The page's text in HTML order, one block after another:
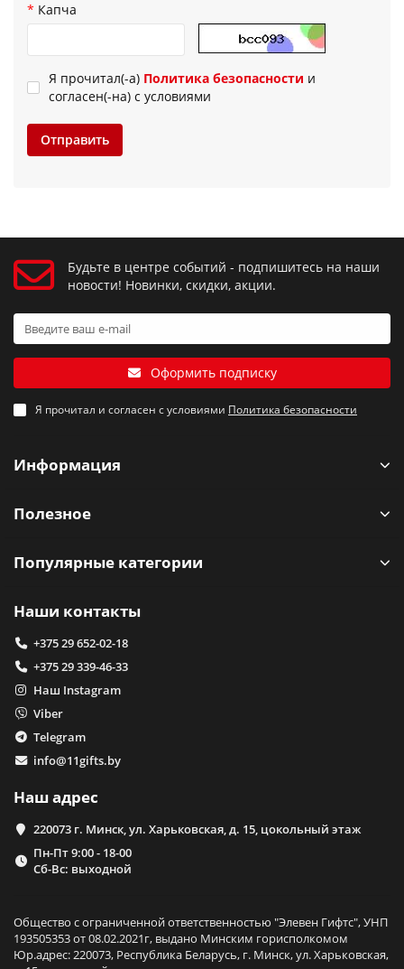
Капча
Я прочитал(-а) Политика безопасности и
согласен(-на) с условиями
Отправить
Будьте в центре событий - подпишитесь на наши
новости! Новинки, скидки, акции.
Оформить подписку
Я прочитал и согласен с условиями Политика безопасности
Информация
Полезное
Популярные категории
Наши контакты
+375 29 652-02-18
+375 29 339-46-33
Наш Instagram
Viber
Telegram
info@11gifts.by
Наш адрес
220073 г. Минск, ул. Харьковская, д. 15, цокольный этаж
Пн-Пт 9:00 - 18-00
Сб-Вс: выходной
Общество с ограниченной ответственностью "Элевен Гифтс", УНП
193505353 от 08.02.2021г, выдано Минским горисполкомом
Юр.адрес: 220073, Республика Беларусь, г. Минск, ул. Харьковская,